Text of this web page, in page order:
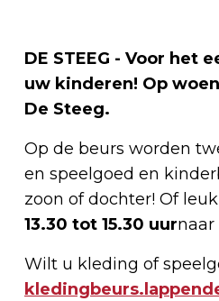
DE STEEG - Voor het
uw kinderen! Op
De Steeg.
Op de beurs worden
en speelgoed en
zoon of dochter! Of
13.30 tot 15.30 uurnaar
Wilt u kleding of